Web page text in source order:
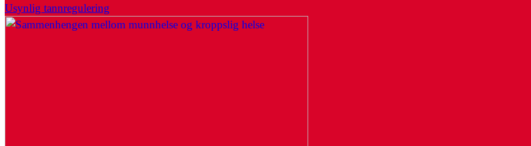
Usynlig tannregulering